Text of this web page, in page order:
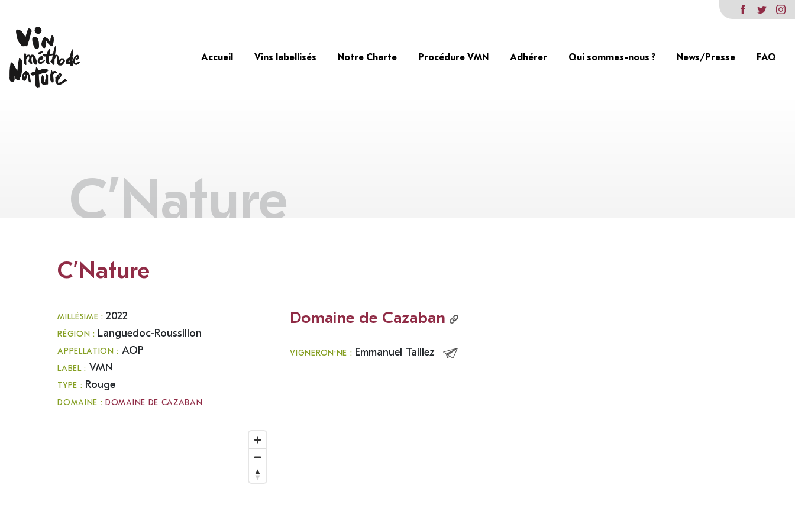
Accueil Vins labellisés Notre Charte Procédure VMN Adhérer Qui sommes-nous ? News/Presse FAQ
C’Nature
C’Nature
MILLÉSIME :2022
RÉGION : Languedoc-Roussillon
APPELLATION : AOP
LABEL : VMN
TYPE : Rouge
DOMAINE :DOMAINE DE CAZABAN
Domaine de Cazaban
VIGNERON·NE : Emmanuel Taillez